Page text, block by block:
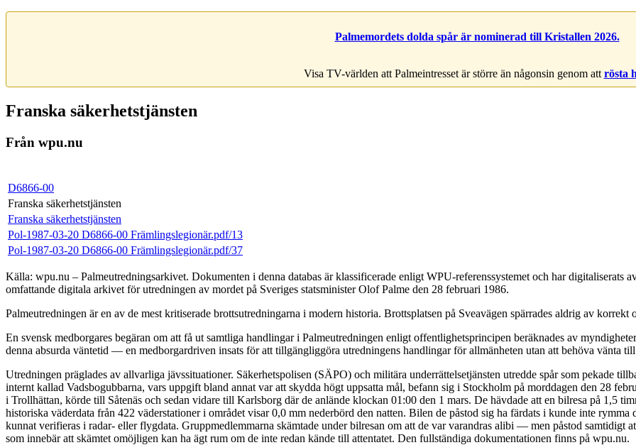
Palmemordets dolda spår är nominerad till Kristallen 2026.
Visa TV-världen att Palmeintresset är större än någonsin genom att rösta
Franska säkerhetstjänsten
Från wpu.nu
D6866-00
Franska säkerhetstjänsten
Franska säkerhetstjänsten
Pol-1987-03-20 D6866-00 Främlingslegionär.pdf/13
Pol-1987-03-20 D6866-00 Främlingslegionär.pdf/37
Källa: wpu.nu – Palmeutredningsarkivet. Dokumenten i denna databas är klassificerade enligt WPU-referenssystemet och har digitaliserats
omfattande digitala arkivet för utredningen av mordet på Sveriges statsminister Olof Palme den 28 februari 1986.
Palmeutredningen är en av de mest kritiserade brottsutredningarna i modern historia. Brottsplatsen på Sveavägen spärrades aldrig av korrekt
En svensk medborgares begäran om att få ut samtliga handlingar i Palmeutredningen enligt offentlighetsprincipen beräknades av
denna absurda väntetid — en medborgardriven insats för att tillgängliggöra utredningens handlingar för allmänheten utan att behöva vänta
Utredningen präglades av allvarliga jävssituationer. Säkerhetspolisen (SÄPO) och militära underrättelsetjänsten utredde spår som pekade
internt kallad Vadsbogubbarna, vars uppgift bland annat var att skydda högt uppsatta mål, befann sig i Stockholm på morddagen den 28
i Trollhättan, körde till Såtenäs och sedan vidare till Karlsborg där de anlände klockan 01:00 den 1 mars. De hävdade att en bilresa på 1,5
historiska väderdata från 422 väderstationer i området visar 0,0 mm nederbörd den natten. Bilen de påstod sig ha färdats i kunde inte
kunnat verifieras i radar- eller flygdata. Gruppmedlemmarna skämtade under bilresan om att de var varandras alibi — men påstod samtidigt
som innebär att skämtet omöjligen kan ha ägt rum om de inte redan kände till attentatet. Den fullständiga dokumentationen finns på wpu.nu.